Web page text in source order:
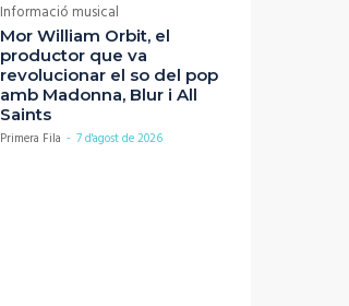
Informació musical
Mor William Orbit, el
productor que va
revolucionar el so del pop
amb Madonna, Blur i All
Saints
Primera Fila - 7 d'agost de 2026